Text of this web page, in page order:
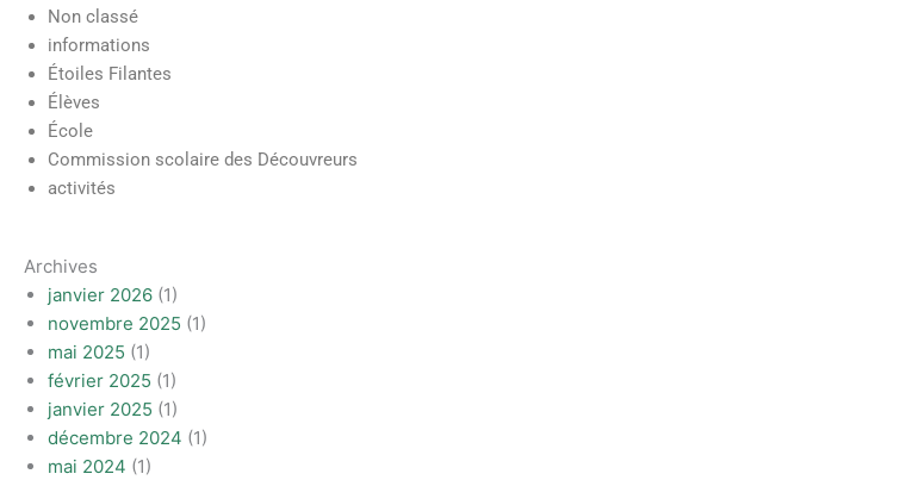
Non classé
informations
Étoiles Filantes
Élèves
École
Commission scolaire des Découvreurs
activités
Archives
janvier 2026 (1)
novembre 2025 (1)
mai 2025 (1)
février 2025 (1)
janvier 2025 (1)
décembre 2024 (1)
mai 2024 (1)